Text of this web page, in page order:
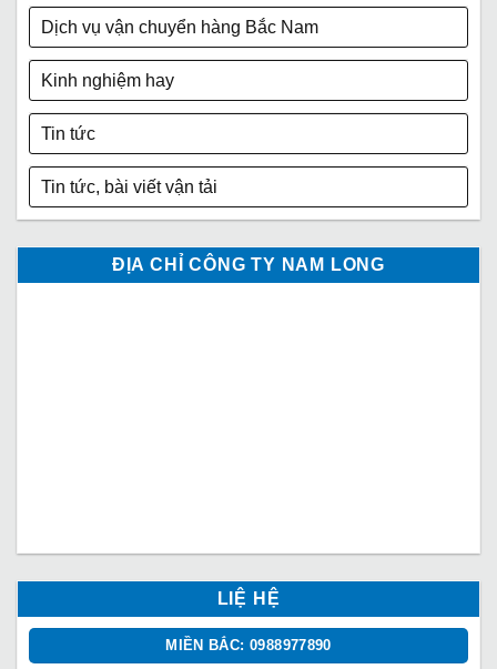
Dịch vụ vận chuyển hàng Bắc Nam
Kinh nghiệm hay
Tin tức
Tin tức, bài viết vận tải
ĐỊA CHỈ CÔNG TY NAM LONG
LIỆ HỆ
MIỀN BẮC: 0988977890